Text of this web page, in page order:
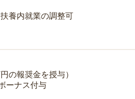
養内就業の調整可
の報奨金を授与）
ーナス付与